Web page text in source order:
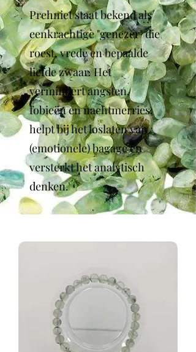
Prehniet staat bekend als
eenkrachtige "genezer" die
roest, vrede en bepaalde
liefde zwaar. Het
vermindert angsten,
fobieën en nachtmerries,
helpt bij het loslaten van
(emotionele) bagage en
versterkt het analytisch
denken.